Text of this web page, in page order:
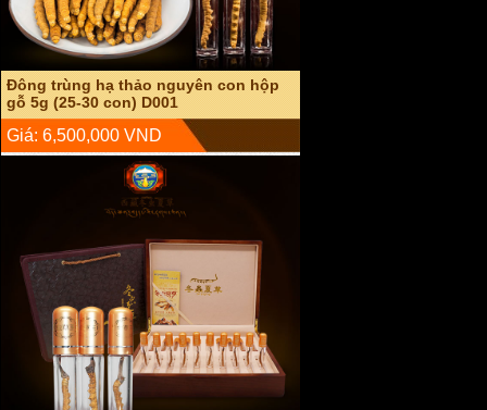
Đông trùng hạ thảo nguyên con sấy
khô hộp gỗ 20g D003
Giá: 22,000,000 VND